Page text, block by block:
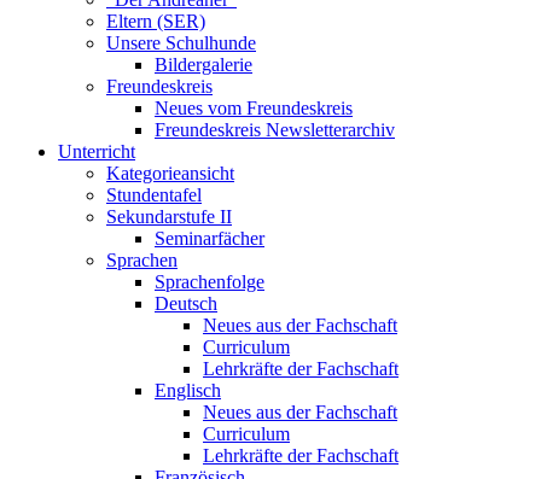
Eltern (SER)
Unsere Schulhunde
Bildergalerie
Freundeskreis
Neues vom Freundeskreis
Freundeskreis Newsletterarchiv
Unterricht
Kategorieansicht
Stundentafel
Sekundarstufe II
Seminarfächer
Sprachen
Sprachenfolge
Deutsch
Neues aus der Fachschaft
Curriculum
Lehrkräfte der Fachschaft
Englisch
Neues aus der Fachschaft
Curriculum
Lehrkräfte der Fachschaft